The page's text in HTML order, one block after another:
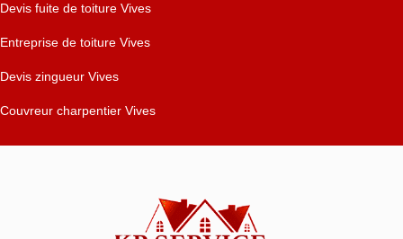
Devis fuite de toiture Vives
Entreprise de toiture Vives
Devis zingueur Vives
Couvreur charpentier Vives